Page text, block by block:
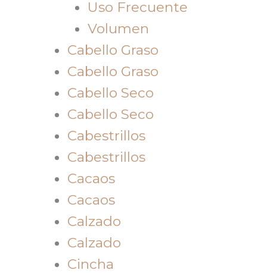
Uso Frecuente
Volumen
Cabello Graso
Cabello Graso
Cabello Seco
Cabello Seco
Cabestrillos
Cabestrillos
Cacaos
Cacaos
Calzado
Calzado
Cincha